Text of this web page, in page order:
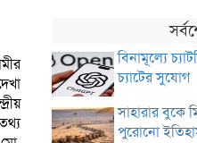
বিনামূল্যে
চ্যাটের সুযোগ
সাহারার বুকে
পুরোনো